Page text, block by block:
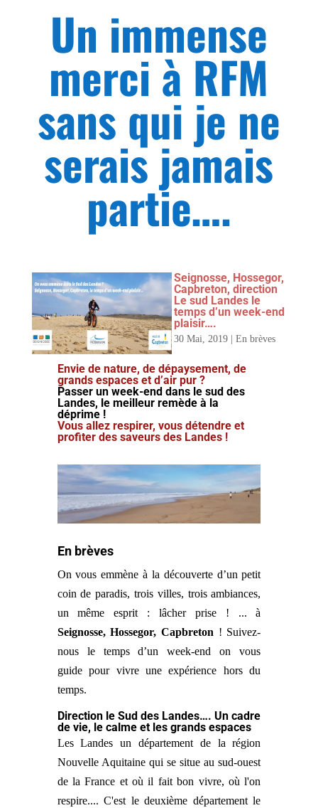
Un immense
merci à RFM
sans qui je ne
serais jamais
partie….
Seignosse, Hossegor,
Capbreton, direction
Le sud Landes le
temps d’un week-end
plaisir….
30 Mai, 2019 |En brèves
Envie de nature, de dépaysement, de
grands espaces et d’air pur ?
Passer un week-end dans le sud des
Landes, le meilleur remède à la
déprime !
Vous allez respirer, vous détendre et
profiter des saveurs des Landes !
En brèves
On vous emmène à la découverte d’un petit
coin de paradis, trois villes, trois ambiances,
un même esprit : lâcher prise ! ... à
Seignosse, Hossegor, Capbreton ! Suivez-
nous le temps d’un week-end on vous
guide pour vivre une expérience hors du
temps.
Direction le Sud des Landes…. Un cadre
de vie, le calme et les grands espaces
Les Landes un département de la région
Nouvelle Aquitaine qui se situe au sud-ouest
de la France et où il fait bon vivre, où l'on
respire.... C'est le deuxième département le